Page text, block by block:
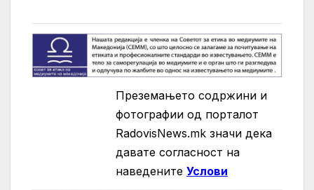
Преземањето содржини и
фотографии од порталот
RadovisNews.mk значи дека
давате согласност на
нaведените Услови